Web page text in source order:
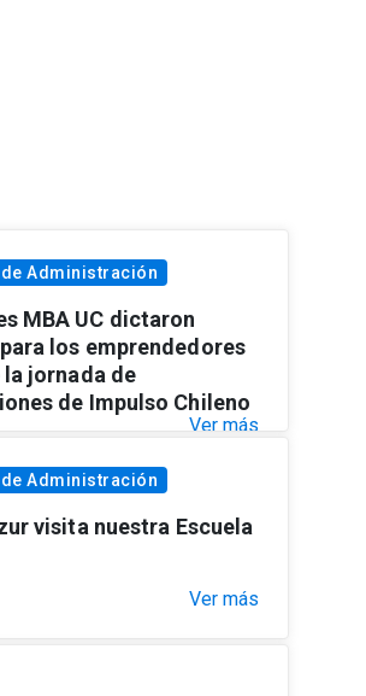
de Administración
MBA UC dictaron
los emprendedores
jornada de
de Impulso Chileno
Ver más
de Administración
visita nuestra Escuela
Ver más